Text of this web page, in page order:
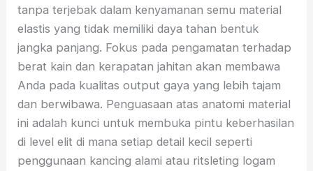
tanpa terjebak dalam kenyamanan semu material
elastis yang tidak memiliki daya tahan bentuk
jangka panjang. Fokus pada pengamatan terhadap
berat kain dan kerapatan jahitan akan membawa
Anda pada kualitas output gaya yang lebih tajam
dan berwibawa. Penguasaan atas anatomi material
ini adalah kunci untuk membuka pintu keberhasilan
di level elit di mana setiap detail kecil seperti
penggunaan kancing alami atau ritsleting logam